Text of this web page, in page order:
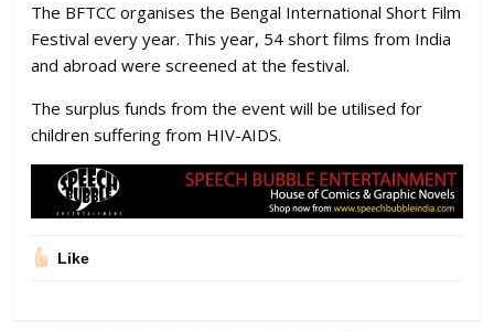
The BFTCC organises the Bengal International Short Film
Festival every year. This year, 54 short films from India
and abroad were screened at the festival.
The surplus funds from the event will be utilised for
children suffering from HIV-AIDS.
Like